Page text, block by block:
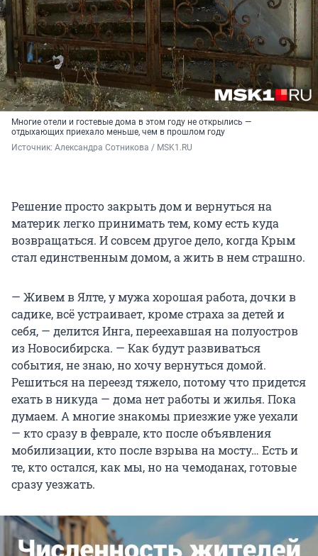
Многие отели и гостевые дома в этом году не открылись —
отдыхающих приехало меньше, чем в прошлом году
Источник: Александра Сотникова / MSK1.RU
Решение просто закрыть дом и вернуться на
материк легко принимать тем, кому есть куда
возвращаться. И совсем другое дело, когда Крым
стал единственным домом, а жить в нем страшно.
— Живем в Ялте, у мужа хорошая работа, дочки в
садике, всё устраивает, кроме страха за детей и
себя, — делится Инга, переехавшая на полуостров
из Новосибирска. — Как будут развиваться
события, не знаю, но хочу вернуться домой.
Решиться на переезд тяжело, потому что придется
ехать в никуда — дома нет работы и жилья. Пока
думаем. А многие знакомы приезжие уже уехали
— кто сразу в феврале, кто после объявления
мобилизации, кто после взрыва на мосту… Есть и
те, кто остался, как мы, но на чемоданах, готовые
сразу уезжать.